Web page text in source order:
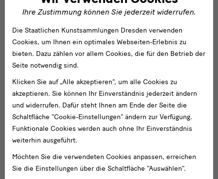
von
externem
Anbieter
laden
STILL ALIVE - Werke aus der Schenkung Sammlung Hoffmann
Rundgang durch die Ausstellung mit den Kuratorinnen Dorothée Brill
Termine
Tour
Ihre Zustimmung können Sie jederzeit widerrufen.
Die Staatlichen Kunstsammlungen Dresden verwenden
Cookies, um Ihnen ein optimales Webseiten-Erlebnis zu
bieten. Dazu zählen vor allem Cookies, die für den Betrieb der
Seite notwendig sind.
Klicken Sie auf „Alle akzeptieren“, um alle Cookies zu
akzeptieren. Sie können Ihr Einverständnis jederzeit ändern
und widerrufen. Dafür steht Ihnen am Ende der Seite die
Schaltfläche "Cookie-Einstellungen" ändern zur Verfügung.
Funktionale Cookies werden auch ohne Ihr Einverständnis
weiterhin ausgeführt.
Möchten Sie die verwendeten Cookies anpassen, erreichen
Sie die Einstellungen über die Schaltfläche "Auswählen".